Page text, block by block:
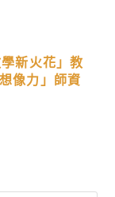
新火花」教
像力」師資